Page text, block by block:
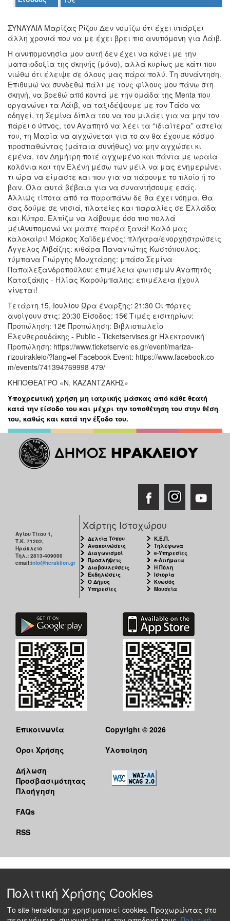
ΤΟΠΟΣ
ΜΑΣ
ΔΗΜΟΣ
ΠΟΛΙΤΙΣΜΟΣ
ΑΝΘΕΚΤΙΚΗ
ΠΟΛΗ
ΣΥΝΑΥΛΙΑ Μαρίζας Ρίζου Δεν νομίζω ότι έχει υπάρξει
άλλη χρονιά που να με έχει βρει πιο ανυπόμονη για Λάιβ.
Η ανυπομονησία μου αυτή δεν έχει να κάνει με την
ματαιοδοξία της σκηνής (μόνο), αλλά κυρίως με κάτι που
νιώθω ότι έλειψε σε όλους μας πάρα πολύ. Τη συνάντηση.
Επιθυμώ να συνδεθώ πάλι με τους φίλους μου πάνω στη
σκηνή, να βρεθώ από κοντά με την ομάδα της Menta που
οργανώνει τα Λάιβ, να ταξιδέψουμε με τον Τάσο να
οδηγεί, τη Σεμίνα δίπλα του να του μιλάει για να μην τον
πάρει ο ύπνος, τον Αγαπητό να λέει τα “ιδιαίτερα” αστεία
του, τη Μαρία να αγχώνεται για το αν θα έχουμε κόσμο
προσπαθώντας (μάταια συνήθως) να μην αγχώσει κι
εμένα, τον Δημήτρη ποτέ αγχωμένο και πάντα με ωραία
κολόνια και την Ελένη μέσω των μέιλ να μας ενημερώνει
τι ώρα να είμαστε και που για να πάρουμε το πλοίο ή το
βαν. Όλα αυτά βέβαια για να συναντήσουμε εσάς.
Αλλιώς τίποτα από τα παραπάνω δε θα έχει νόημα. Θα
σας δούμε σε νησιά, πλατείες και παραλίες σε Ελλάδα
και Κύπρο. Ελπίζω να λάβουμε όσο πιο πολλά
μέιΑνυπομονώ να μαστε παρέα ξανά! Καλό μας
καλοκαίρι! Μάρκος Χαϊδεμένος: πλήκτρα/ενορχηστρώσεις
Άγγελος Αϊβάζης: κιθάρα Παναγιώτης Κωστόπουλος:
τύμπανα Γιώργης Μουχτάρης: μπάσο Σεμίνα
Παπαλεξανδροπούλου: επιμέλεια φωτισμών Αγαπητός
Καταξάκης - Ηλίας Καρούμπαλης: επιμέλεια ήχουλ
γίνεται!
Τετάρτη 15, Ιουλίου Ώρα έναρξης: 21:30 Οι πόρτες
ανοίγουν στις: 20:30 Είσοδος: 15€ Τιμές εισιτηρίων:
Προπώληση: 12€ Προπώληση: Βιβλιοπωλείο
Ελευθερουδάκης - Public - Ticketservises.gr Ηλεκτρονική
Προπώληση: https://www.ticketservic es.gr/event/mariza-
rizouirakleio/?lang=el Facebook Event: https://www.facebook.co
m/events/741394769998 479/
ΚΗΠΟΘΕΑΤΡΟ «Ν. ΚΑΖΑΝΤΖΑΚΗΣ»
Υποχρεωτική χρήση μη ιατρικής μάσκας από κάθε θεατή
κατά την είσοδο του και μέχρι την τοποθέτηση του στην θέση
του, καθώς και κατά την έξοδο του.
Αγίου Τίτου 1,
Τ.Κ. 71202,
Ηράκλειο
Τηλ.: 2813-409000
email:info@heraklion.gr
Χάρτης Ιστοχώρου
Δελτία Τύπου
Ανακοινώσεις
Διαγωνισμοί
Προσλήψεις
Διαβουλεύσεις
Εκδηλώσεις
Ο Δήμος
Υπηρεσίες
Κ.Ε.Π.
Τηλέφωνα
e-Υπηρεσίες
e-Αιτήματα
Η Πόλη
Ιστορία
Κνωσός
Μουσεία
Επικοινωνία
Όροι Χρήσης
Δήλωση
Προσβασιμότητας
Πλοήγηση
FAQs
RSS
Copyright © 2026
Υλοποίηση
Πολιτική Χρήσης Cookies
Το site heraklion.gr χρησιμοποιεί cookies. Προχωρώντας στο